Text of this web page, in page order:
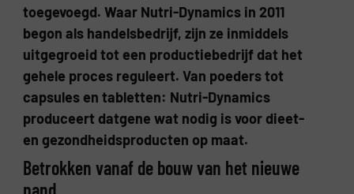
toegevoegd. Waar Nutri-Dynamics in 2011
begon als handelsbedrijf, zijn ze inmiddels
uitgegroeid tot een productiebedrijf dat het
gehele proces reguleert. Van poeders tot
capsules en tabletten: Nutri-Dynamics
produceert datgene wat nodig is voor dieet-
en gezondheidsproducten op maat.
Betrokken vanaf de bouw van het nieuwe